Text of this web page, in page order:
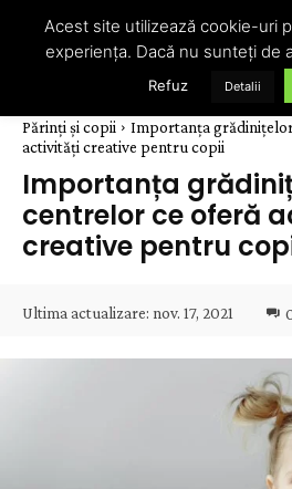
Părinți și copii
Importanța
activități creative pentru copii
Importanța
centrelor ce oferă
creative pentru
Ultima actualizare: nov. 17, 2021
Acest site utilizează cookie-uri
experiența. Dacă nu sunteți de
Refuz Detalii